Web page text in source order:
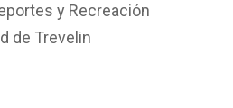
y Recreación
de Trevelin